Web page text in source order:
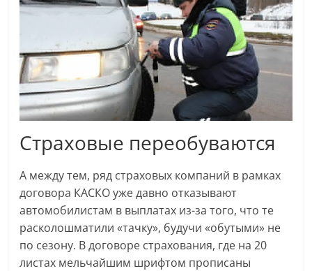
Страховые переобуваются
А между тем, ряд страховых компаний в рамках
договора КАСКО уже давно отказывают
автомобилистам в выплатах из-за того, что те
расколошматили «тачку», будучи «обутыми» не
по сезону. В договоре страхования, где на 20
листах мельчайшим шрифтом прописаны